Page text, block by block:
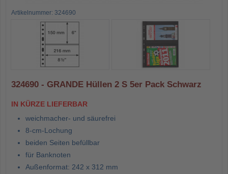
Artikelnummer: 324690
324690 - GRANDE Hüllen 2 S 5er Pack Schwarz
IN KÜRZE LIEFERBAR
weichmacher- und säurefrei
8-cm-Lochung
beiden Seiten befüllbar
für Banknoten
Außenformat: 242 x 312 mm